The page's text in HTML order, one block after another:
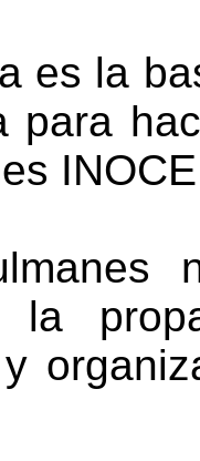
es la
para
la